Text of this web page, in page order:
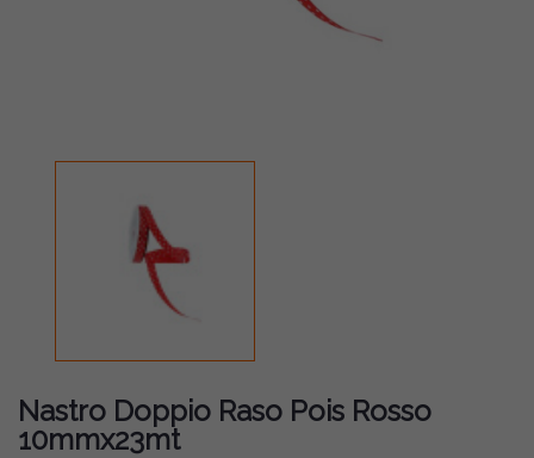
Nastro Doppio Raso Pois Rosso
10mmx23mt